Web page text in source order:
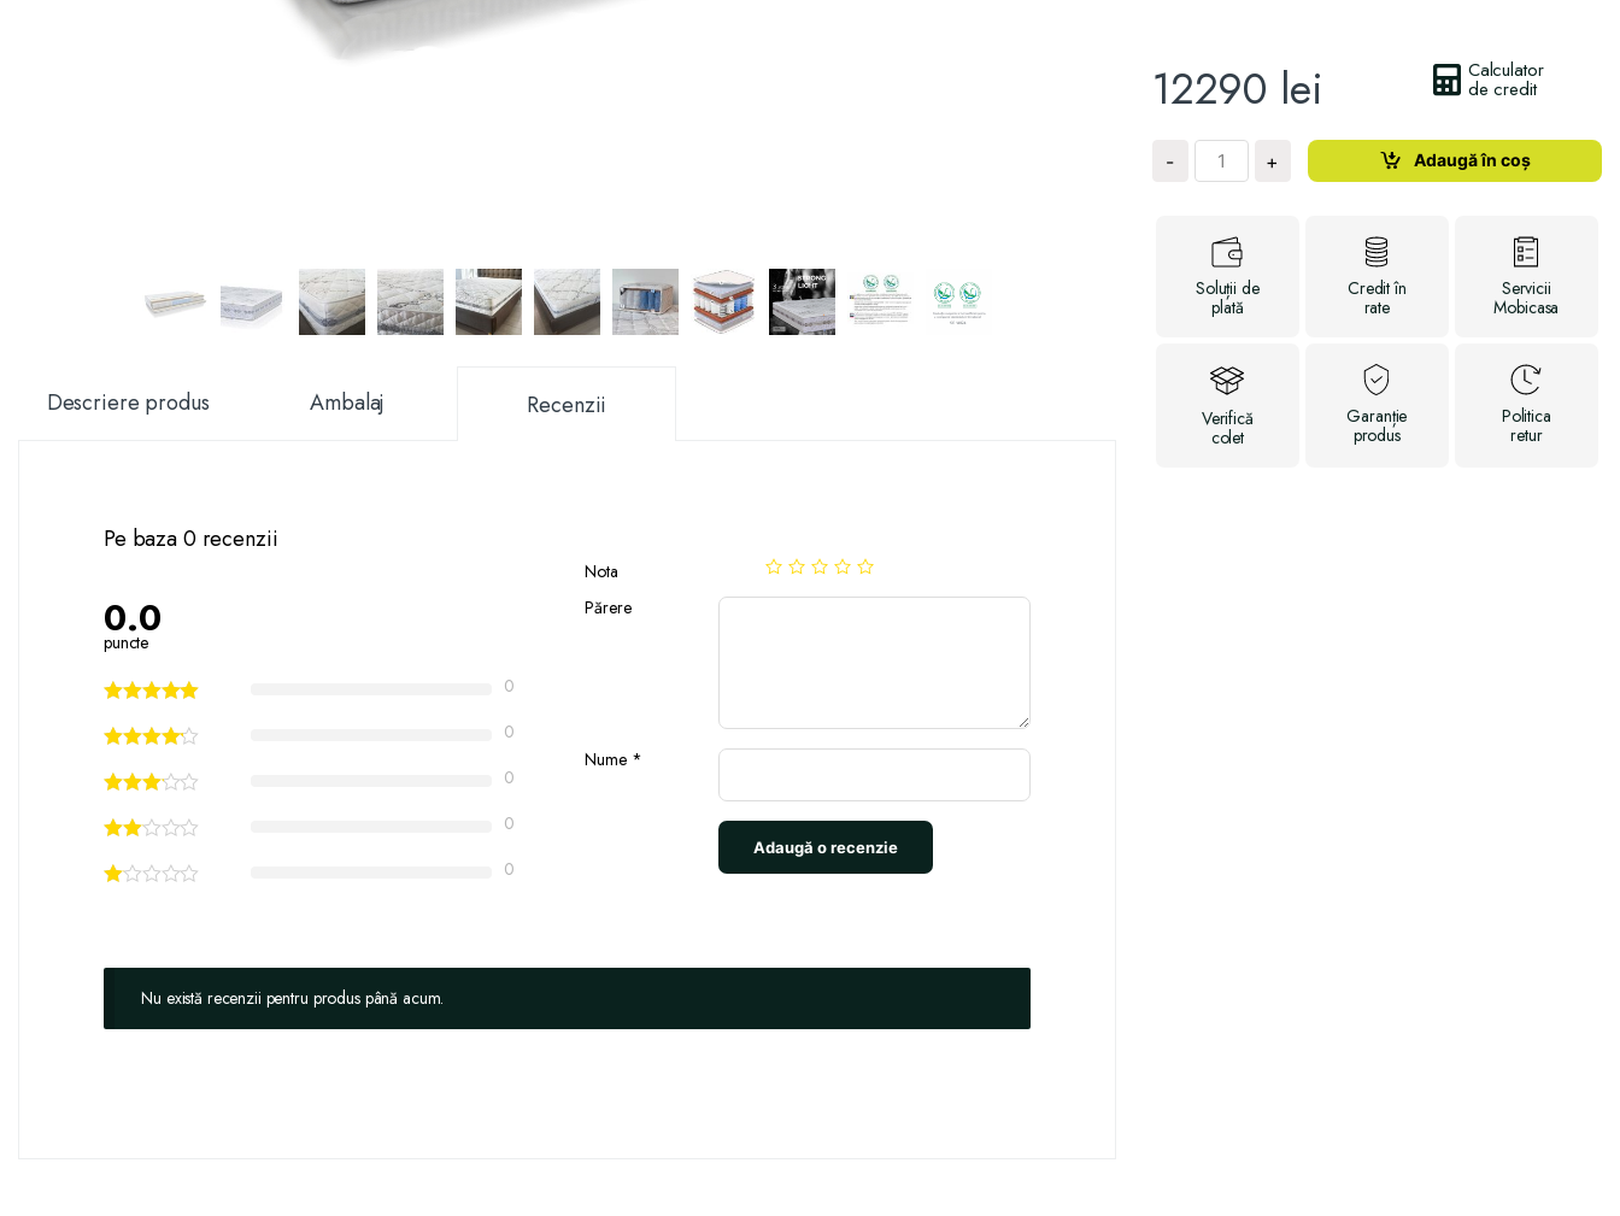
Descriere produs Ambalaj Recenzii
Pe baza 0 recenzii
0.0
puncte
0
0
0
0
0
Nota
Părere
Nume *
Nu există recenzii pentru produs până acum.
12290 lei Calculator
de credit
-
Cantitate
Saltea
+ Adaugă în coș
Soluții de
plată
Creditîn
rate
Servicii
Mobicasa
Verifică
colet
Garanție
produs
Politica
retur